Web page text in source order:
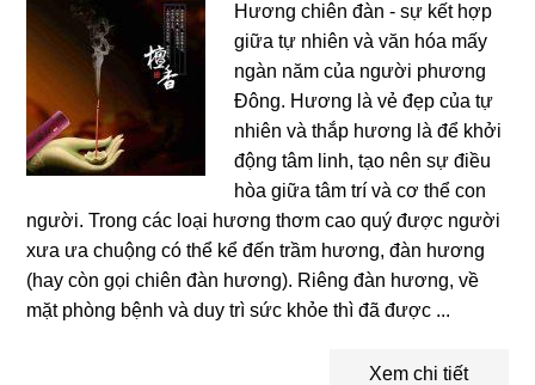
Hương chiên đàn - sự kết hợp
giữa tự nhiên và văn hóa mấy
ngàn năm của người phương
Đông. Hương là vẻ đẹp của tự
nhiên và thắp hương là để khởi
động tâm linh, tạo nên sự điều
hòa giữa tâm trí và cơ thể con
người. Trong các loại hương thơm cao quý được người
xưa ưa chuộng có thể kể đến trầm hương, đàn hương
(hay còn gọi chiên đàn hương). Riêng đàn hương, về
mặt phòng bệnh và duy trì sức khỏe thì đã được ...
Xem chi tiết